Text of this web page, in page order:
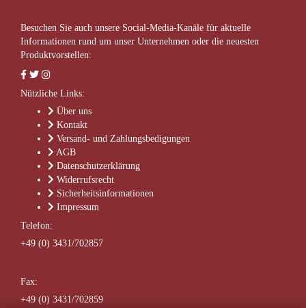
Besuchen Sie auch unsere Social-Media-Kanäle für aktuelle
Informationen rund um unser Unternehmen oder die neuesten
Produktvorstellen:
Nützliche Links:
Über uns
Kontakt
Versand- und Zahlungsbedigungen
AGB
Datenschutzerklärung
Widerrufsrecht
Sicherheitsinformationen
Impressum
Telefon:
+49 (0) 3431/702857
Fax:
+49 (0) 3431/702859